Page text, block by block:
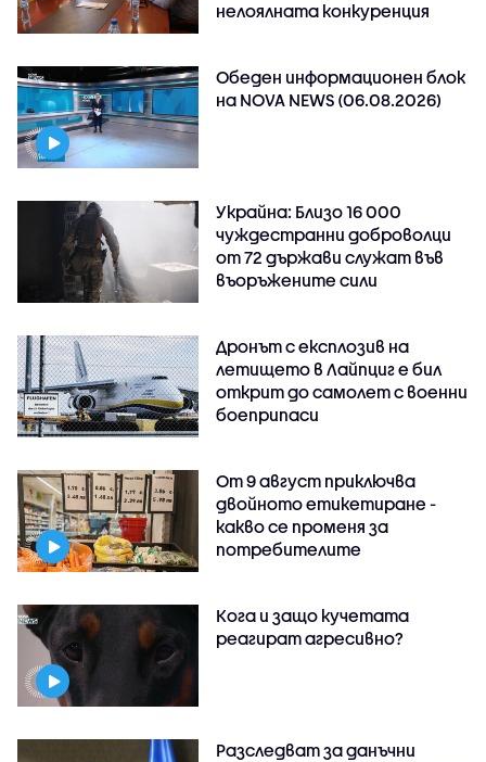
нелоялната конкуренция
Обеден информационен блок
на NOVA NEWS (06.08.2026)
Украйна: Близо 16 000
чуждестранни доброволци
от 72 държави служат във
въоръжените сили
Дронът с експлозив на
летището в Лайпциг е бил
открит до самолет с военни
боеприпаси
От 9 август приключва
двойното етикетиране -
какво се променя за
потребителите
Кога и защо кучетата
реагират агресивно?
Разследват за данъчни